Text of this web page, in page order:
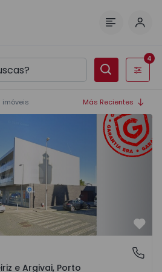
Filtros
4
imóveis Más Recientes
de Varzim, Póvoa de Varzim,
e Argivai, Porto
e Argivai, Porto